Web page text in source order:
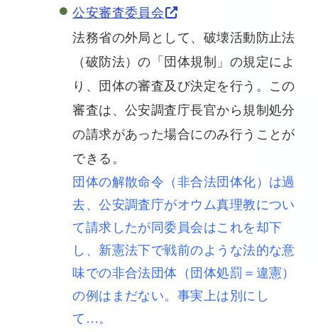
公安審査委員会
法務省の外局として、破壊活動防止法
（破防法）の「団体規制」の規定によ
り、団体の審査及び決定を行う。この
審査は、公安調査庁長官から規制処分
の請求があった場合にのみ行うことが
できる。
団体の解散命令（非合法団体化）は過
去、公安調査庁がオウム真理教につい
て請求したが同委員会はこれを却下
し、新憲法下で戦前のような法的な意
味での非合法団体（団体処罰＝違憲）
の例はまだない。事実上は別にし
て…。